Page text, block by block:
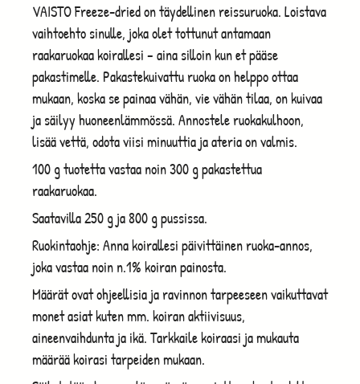
VAISTO Freeze-dried on täydellinen reissuruoka. Loistava
vaihtoehto sinulle, joka olet tottunut antamaan
raakaruokaa koirallesi – aina silloin kun et pääse
pakastimelle. Pakastekuivattu ruoka on helppo ottaa
mukaan, koska se painaa vähän, vie vähän tilaa, on kuivaa
ja säilyy huoneenlämmössä. Annostele ruokakulhoon,
lisää vettä, odota viisi minuuttia ja ateria on valmis.
100 g tuotetta vastaa noin 300 g pakastettua
raakaruokaa.
Saatavilla 250 g ja 800 g pussissa.
Ruokintaohje: Anna koirallesi päivittäinen ruoka-annos,
joka vastaa noin n.1% koiran painosta.
Määrät ovat ohjeellisia ja ravinnon tarpeeseen vaikuttavat
monet asiat kuten mm. koiran aktiivisuus,
aineenvaihdunta ja ikä. Tarkkaile koiraasi ja mukauta
määrää koirasi tarpeiden mukaan.